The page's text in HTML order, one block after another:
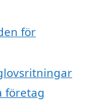
för
företag